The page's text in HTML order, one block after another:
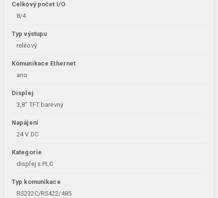
Celkový počet I/O
8/4
Typ výstupu
reléový
Komunikace Ethernet
ano
Displej
3,8" TFT barevný
Napájení
24 V DC
Kategorie
displej s PLC
Typ komunikace
RS232C/RS422/485